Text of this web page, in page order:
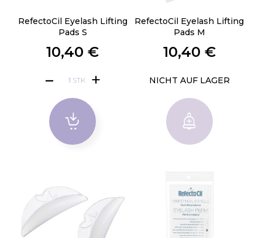
RefectoCil Eyelash Lifting
Pads S
10,40 €
STK
RefectoCil Eyelash Lifting
Pads M
10,40 €
NICHT AUF LAGER